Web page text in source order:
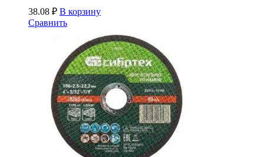
38.08 ₽ В корзину
Сравнить